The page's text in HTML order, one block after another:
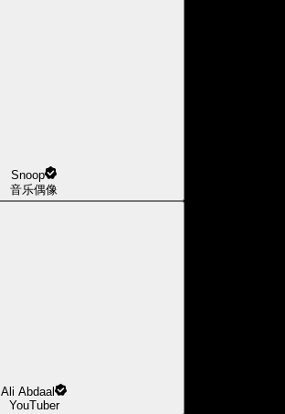
Snoop
音乐偶像
Ali Abdaal
YouTuber